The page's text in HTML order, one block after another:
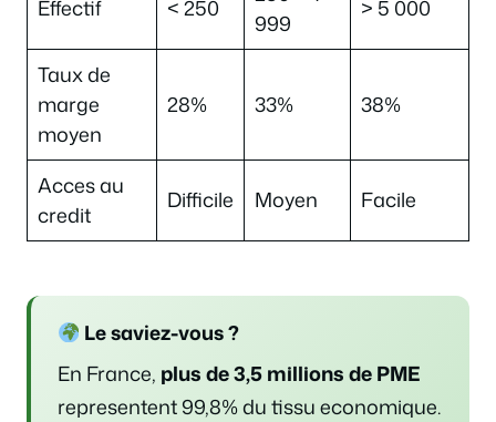
Effectif < 250
999
> 5 000
Taux de
marge
moyen
28% 33% 38%
Acces au
credit
Difficile Moyen Facile
Le saviez-vous ?
En France, plus de 3,5 millions de PME
representent 99,8% du tissu economique.